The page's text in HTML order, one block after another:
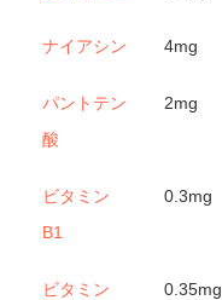
ナイアシン 4mg
パントテン
酸
2mg
ビタミン
B1
0.3mg
ビタミン
0.35mg